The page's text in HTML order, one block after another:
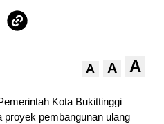
A A A
Kota Bukittinggi
pembangunan ulang